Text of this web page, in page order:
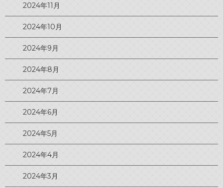
2024年11月
2024年10月
2024年9月
2024年8月
2024年7月
2024年6月
2024年5月
2024年4月
2024年3月